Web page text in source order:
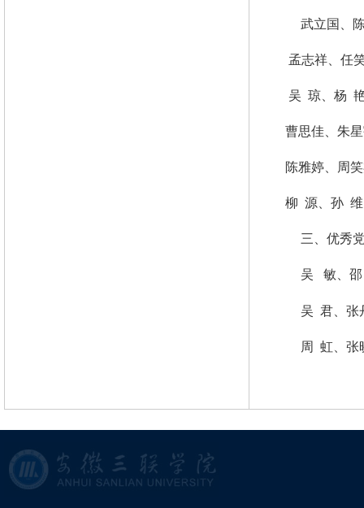
武立国、
孟志祥 任
吴 琼、杨
曹思佳、朱星
陈雅婷、周笑
柳 源、孙
三、优秀
吴 敏、邵
吴 君、张
周 虹、张